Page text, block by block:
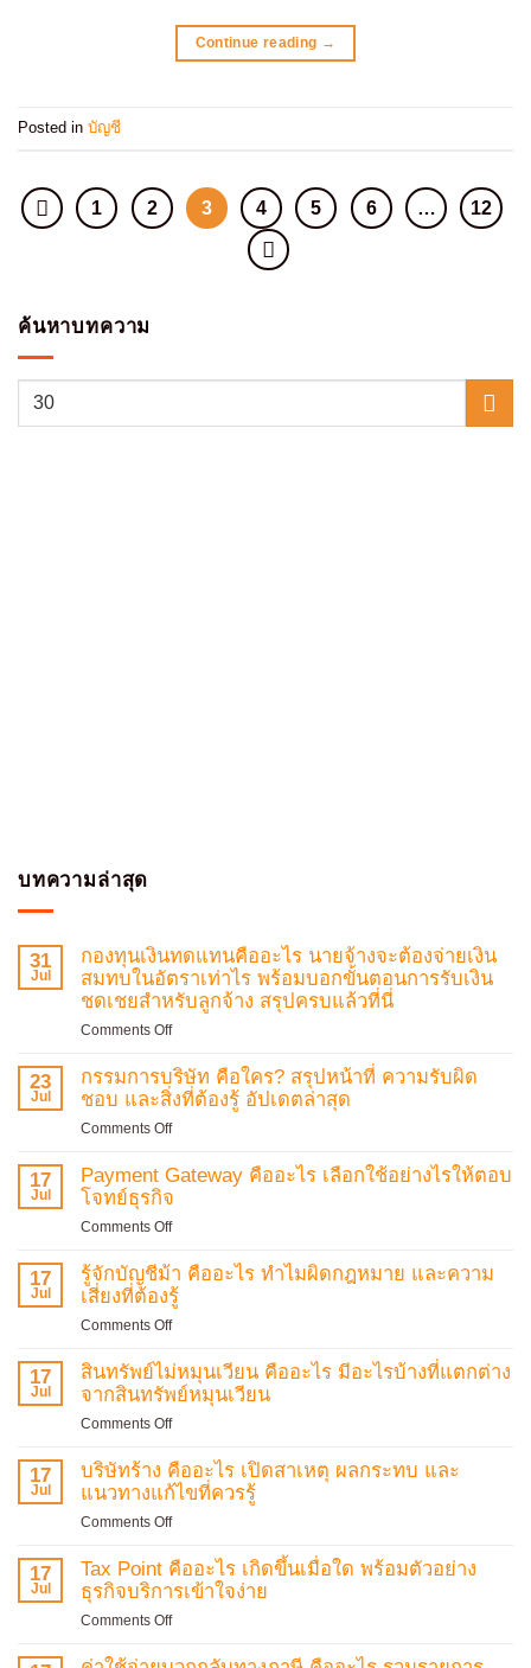
Continue reading →
Posted in บัญชี
1 2 3 4 5 6 … 12
ค้นหาบทความ
บทความล่าสุด
31
Jul
กองทุนเงินทดแทนคืออะไร นายจ้างจะต้องจ่ายเงิน
สมทบในอัตราเท่าไร พร้อมบอกขั้นตอนการรับเงิน
ชดเชยสำหรับลูกจ้าง สรุปครบแล้วที่นี่
Comments Offon
เงิน
ทดแทน
จะ
ต้อง
จ่าย
สมทบ
ใน
อัตรา
เท่าไร
บอก
ขั้น
เงิน
ชดเชย
สำหรับ
สรุป
ครบ
23
Jul
กรรมการบริษัท คือใคร? สรุปหน้าที่ ความรับผิด
ชอบ และสิ่งที่ต้องรู้ อัปเดตล่าสุด
Comments Offon
บริษัท
คือ
ความ
รับ
ผิด
และ
สิ่ง
ที่
ต้อง
อัปเดต
ล่าสุด
17
Jul
Payment Gateway คืออะไร เลือกใช้อย่างไรให้ตอบ
โจทย์ธุรกิจ
Comments Offon
Gateway
คือ
อะไร
อย่างไร
ให้
ตอบ
ธุรกิจ
17
Jul
รู้จักบัญชีม้า คืออะไร ทำไมผิดกฎหมาย และความ
เสี่ยงที่ต้องรู้
Comments Offon
บัญชี
ม้า
ผิด
กฎหมาย
และ
เสี่ยง
ที่
ต้อง
รู้
17
Jul
สินทรัพย์ไม่หมุนเวียน คืออะไร มีอะไรบ้างที่แตกต่าง
จากสินทรัพย์หมุนเวียน
Comments Offon
ไม่
หมุนเวียน
อะไร
บ้าง
ที่
17
Jul
บริษัทร้าง คืออะไร เปิดสาเหตุ ผลกระทบ และ
แนวทางแก้ไขที่ควรรู้
Comments Offon
ร้าง
คือ
17
Jul
Tax Point คืออะไร เกิดขึ้นเมื่อใด พร้อมตัวอย่าง
ธุรกิจบริการเข้าใจง่าย
Comments Offon
Point